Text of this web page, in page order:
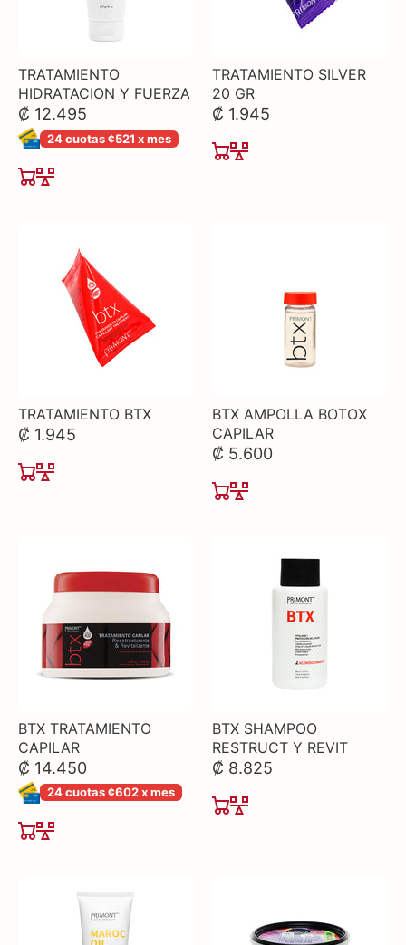
TRATAMIENTO
HIDRATACION Y FUERZA
₡ 12.495
24 cuotas ¢521 x mes
TRATAMIENTO SILVER
20 GR
₡ 1.945
TRATAMIENTO BTX
₡ 1.945
BTX AMPOLLA BOTOX
CAPILAR
₡ 5.600
BTX TRATAMIENTO
CAPILAR
₡ 14.450
24 cuotas ¢602 x mes
BTX SHAMPOO
RESTRUCT Y REVIT
₡ 8.825